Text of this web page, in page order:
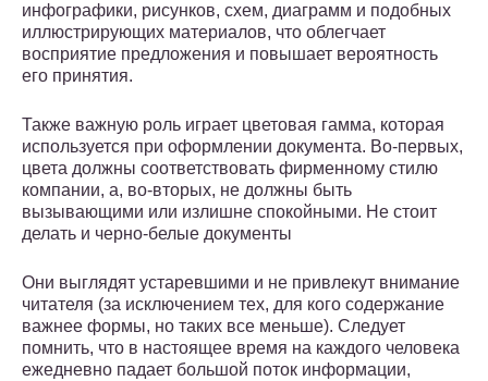
инфографики, рисунков, схем, диаграмм и подобных
иллюстрирующих материалов, что облегчает
восприятие предложения и повышает вероятность
его принятия.
Также важную роль играет цветовая гамма, которая
используется при оформлении документа. Во-первых,
цвета должны соответствовать фирменному стилю
компании, а, во-вторых, не должны быть
вызывающими или излишне спокойными. Не стоит
делать и черно-белые документы
Они выглядят устаревшими и не привлекут внимание
читателя (за исключением тех, для кого содержание
важнее формы, но таких все меньше). Следует
помнить, что в настоящее время на каждого человека
ежедневно падает большой поток информации,